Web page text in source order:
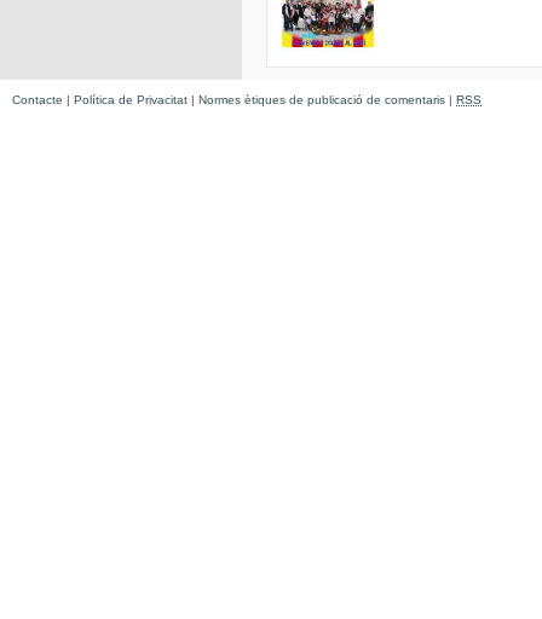
Contacte | Política de Privacitat | Normes ètiques de publicació de comentaris | RSS